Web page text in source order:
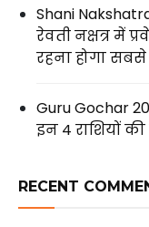
Shani
रेवती नक्षत्र में
रहना होगा
Guru Gochar
इन 4 राशियों
RECENT